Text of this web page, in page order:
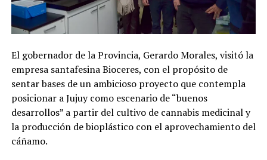
El gobernador de la Provincia, Gerardo Morales, visitó la
empresa santafesina Bioceres, con el propósito de
sentar bases de un ambicioso proyecto que contempla
posicionar a Jujuy como escenario de “buenos
desarrollos” a partir del cultivo de cannabis medicinal y
la producción de bioplástico con el aprovechamiento del
cáñamo.